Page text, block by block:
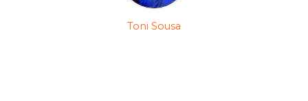
Toni Sousa